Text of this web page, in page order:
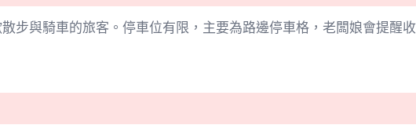
步與騎車的旅客。停車位有限，主要為路邊停車格，老闆娘會提醒